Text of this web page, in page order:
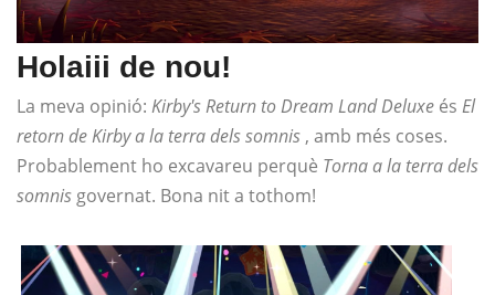
Holaiii de nou!
La meva opinió: Kirby's Return to Dream Land Deluxe és El
retorn de Kirby a la terra dels somnis , amb més coses.
Probablement ho excavareu perquè Torna a la terra dels
somnisgovernat. Bona nit a tothom!